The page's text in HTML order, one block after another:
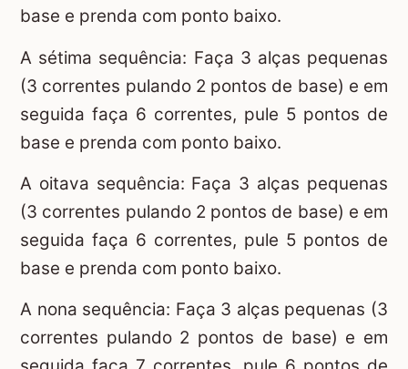
base e prenda com ponto baixo.
A sétima sequência: Faça 3 alças pequenas
(3 correntes pulando 2 pontos de base) e em
seguida faça 6 correntes, pule 5 pontos de
base e prenda com ponto baixo.
A oitava sequência: Faça 3 alças pequenas
(3 correntes pulando 2 pontos de base) e em
seguida faça 6 correntes, pule 5 pontos de
base e prenda com ponto baixo.
A nona sequência: Faça 3 alças pequenas (3
correntes pulando 2 pontos de base) e em